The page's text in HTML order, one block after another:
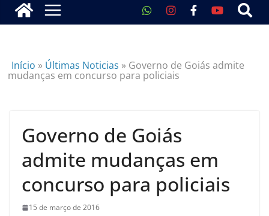
Início » Últimas Noticias » Governo de Goiás admite
mudanças em concurso para policiais
Governo de Goiás
admite mudanças em
concurso para policiais
15 de março de 2016